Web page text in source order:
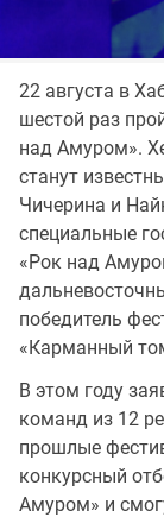
22 августа в
шестой раз
над Амуром».
станут
Чичерина и
специальные
«Рок над
победитель
«Карманный
В этом году
команд из 12
прошлые
конкурсный
Амуром» и